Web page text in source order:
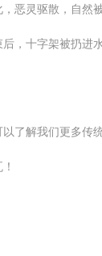
恶灵驱散，自然被
，十字架被扔进
了解我们更多传统